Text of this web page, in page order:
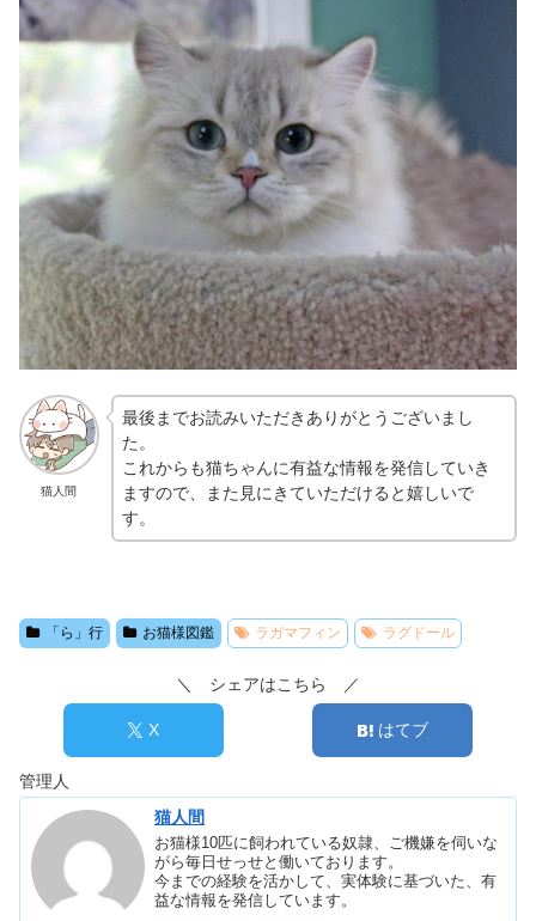
猫人間
最後までお読みいただきありがとうございまし
た。
これからも猫ちゃんに有益な情報を発信していき
ますので、また見にきていただけると嬉しいで
す。
「ら」行 お猫様図鑑 ラガマフィン ラグドール
＼ シェアはこちら ／
X はてブ
管理人
猫人間
お猫様10匹に飼われている奴隷、ご機嫌を伺いな
がら毎日せっせと働いております。
今までの経験を活かして、実体験に基づいた、有
益な情報を発信しています。